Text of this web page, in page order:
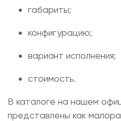
габариты;
конфигурацию;
вариант исполнения;
стоимость.
В каталоге на нашем
представлены как